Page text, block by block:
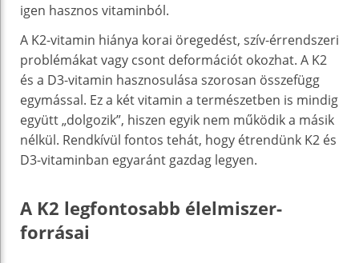
igen hasznos vitaminból.
A K2-vitamin hiánya korai öregedést, szív-érrendszeri
problémákat vagy csont deformációt okozhat. A K2
és a D3-vitamin hasznosulása szorosan összefügg
egymással. Ez a két vitamin a természetben is mindig
együtt „dolgozik”, hiszen egyik nem működik a másik
nélkül. Rendkívül fontos tehát, hogy étrendünk K2 és
D3-vitaminban egyaránt gazdag legyen.
A K2 legfontosabb élelmiszer-
forrásai